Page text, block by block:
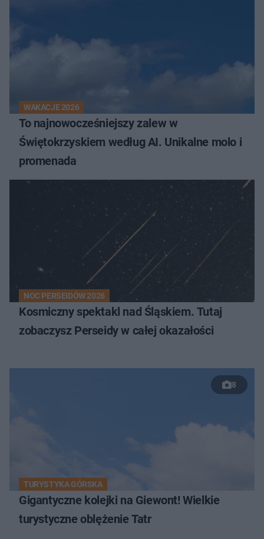
WAKACJE 2026
To najnowocześniejszy zalew w
Świętokrzyskiem według AI. Unikalne molo i
promenada
NOC PERSEIDÓW 2026
Kosmiczny spektakl nad Śląskiem. Tutaj
zobaczysz Perseidy w całej okazałości
8
TURYSTYKA GÓRSKA
Gigantyczne kolejki na Giewont! Wielkie
turystyczne oblężenie Tatr